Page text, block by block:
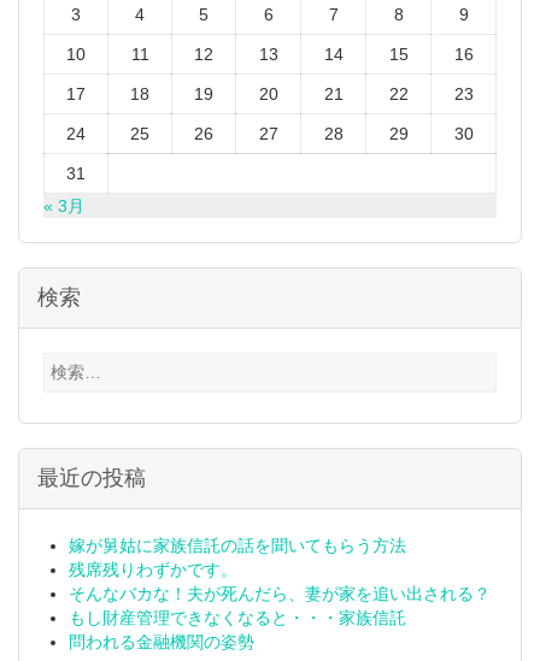
3 4 5 6 7 8 9
10 11 12 13 14 15 16
17 18 19 20 21 22 23
24 25 26 27 28 29 30
31
« 3月
検索
検
最近の投稿
嫁が舅姑に家族信託の話を聞いてもらう方法
残席残りわずかです。
そんなバカな！夫が死んだら、妻が家を追い出される？
もし財産管理できなくなると・・・家族信託
問われる金融機関の姿勢